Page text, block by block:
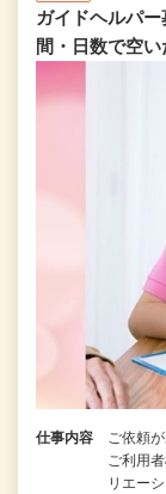
ガイドヘルパ
間・日数で空
仕事内容
ご依頼
ご利用
リエー